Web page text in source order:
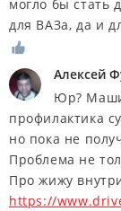
могло бы стать
для ВАЗа, да и
Алексей
Юр?
профилактика
но пока не
Проблема не
Про жижу
https://